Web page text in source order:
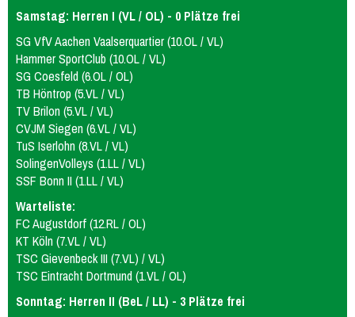
Samstag: Herren I (VL / OL) - 0 Plätze frei
SG VfV Aachen Vaalserquartier (10.OL / VL)
Hammer SportClub (10.OL / VL)
SG Coesfeld (6.OL / OL)
TB Höntrop (5.VL / VL)
TV Brilon (5.VL / VL)
CVJM Siegen (6.VL / VL)
TuS Iserlohn (8.VL / VL)
SolingenVolleys (1.LL / VL)
SSF Bonn II (1.LL / VL)
Warteliste:
FC Augustdorf (12.RL / OL)
KT Köln (7.VL / VL)
TSC Gievenbeck III (7.VL) / VL)
TSC Eintracht Dortmund (1.VL / OL)
Sonntag: Herren II (BeL / LL) - 3 Plätze frei